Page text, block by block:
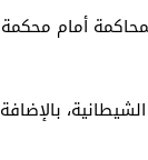
أمام محكمة
بالإضافة